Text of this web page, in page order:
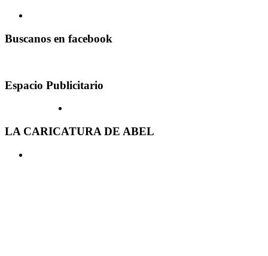
Buscanos en facebook
Espacio Publicitario
LA CARICATURA DE ABEL